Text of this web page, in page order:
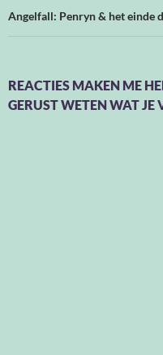
Angelfall: Penryn & het einde
REACTIES MAKEN ME
GERUST WETEN WAT JE